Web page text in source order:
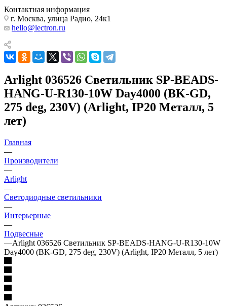
Контактная информация
г. Москва, улица Радио, 24к1
hello@lectron.ru
Arlight 036526 Светильник SP-BEADS-
HANG-U-R130-10W Day4000 (BK-GD,
275 deg, 230V) (Arlight, IP20 Металл, 5
лет)
Главная
—
Производители
—
Arlight
—
Светодиодные светильники
—
Интерьерные
—
Подвесные
—Arlight 036526 Светильник SP-BEADS-HANG-U-R130-10W
Day4000 (BK-GD, 275 deg, 230V) (Arlight, IP20 Металл, 5 лет)